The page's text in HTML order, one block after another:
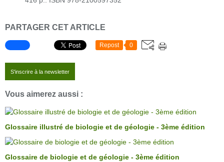
PARTAGER CET ARTICLE
Repost 0
S'inscrire à la newsletter
Vous aimerez aussi :
Glossaire illustré de biologie et de géologie - 3ème édition
Glossaire de biologie et de géologie - 3ème édition